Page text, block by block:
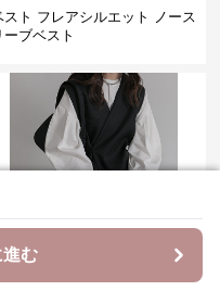
進む
進む
スト フレアシルエット ノース
ーブベスト
8,620 (税込)